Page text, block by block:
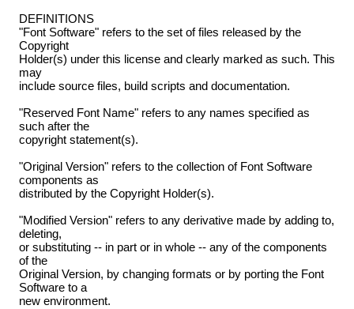
DEFINITIONS
"Font Software" refers to the set of files released by the
Copyright
Holder(s) under this license and clearly marked as such. This
may
include source files, build scripts and documentation.
"Reserved Font Name" refers to any names specified as
such after the
copyright statement(s).
"Original Version" refers to the collection of Font Software
components as
distributed by the Copyright Holder(s).
"Modified Version" refers to any derivative made by adding to,
deleting,
or substituting -- in part or in whole -- any of the components
of the
Original Version, by changing formats or by porting the Font
Software to a
new environment.